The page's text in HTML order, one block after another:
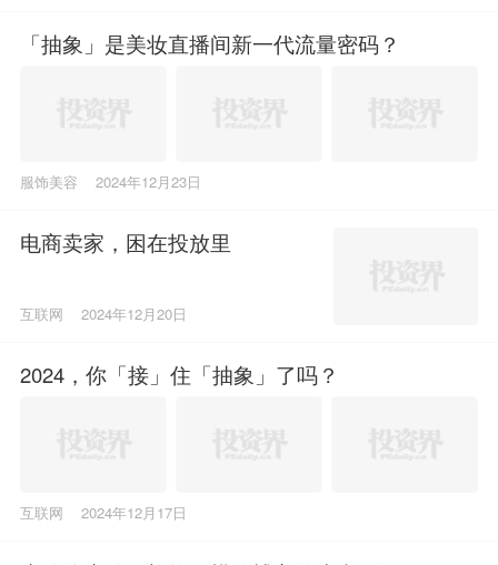
「抽象」是美妆直播间新一代流量密码？
服饰美容 2024年12月23日
电商卖家，困在投放里
互联网 2024年12月20日
2024，你「接」住「抽象」了吗？
互联网 2024年12月17日